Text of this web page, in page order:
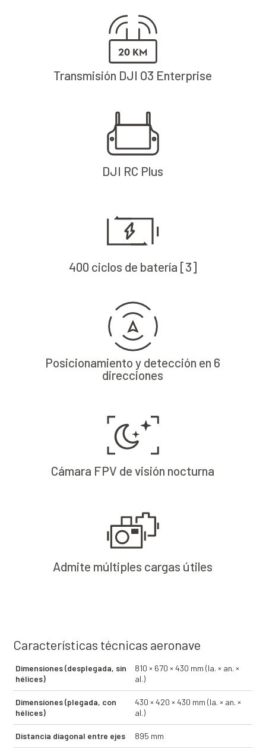
Transmisión DJI O3 Enterprise
DJI RC Plus
400 ciclos de batería [3]
Posicionamiento y detección en 6
direcciones
Cámara FPV de visión nocturna
Admite múltiples cargas útiles
Características técnicas aeronave
Dimensiones (desplegada, sin
hélices)
810 × 670 × 430 mm (la. × an. ×
al.)
Dimensiones (plegada, con
hélices)
430 × 420 × 430 mm (la. × an. ×
al.)
Distancia diagonal entre ejes 895 mm